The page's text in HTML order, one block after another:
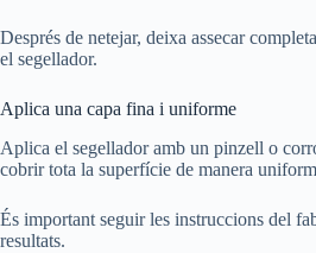
Després de netejar, deixa assecar
el segellador.
Aplica una capa fina i uniforme
Aplica el segellador amb un pinzell o
cobrir tota la superfície de manera
És important seguir les instruccions del
resultats.